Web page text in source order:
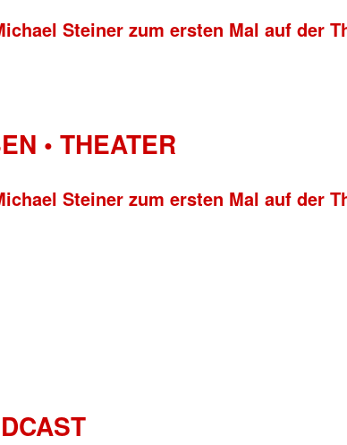
Steiner zum ersten Mal auf der
• THEATER
Steiner zum ersten Mal auf der